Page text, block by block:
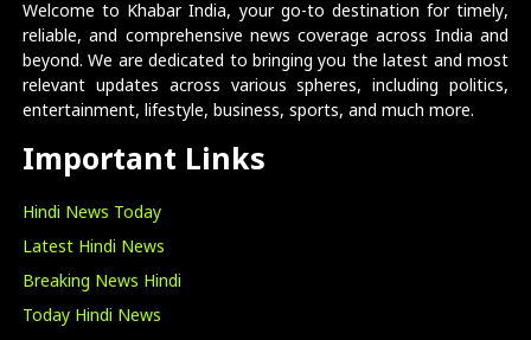
Welcome to Khabar India, your go-to destination for timely,
reliable, and comprehensive news coverage across India and
beyond. We are dedicated to bringing you the latest and most
relevant updates across various spheres, including politics,
entertainment, lifestyle, business, sports, and much more.
Important Links
Hindi News Today
Latest Hindi News
Breaking News Hindi
Today Hindi News